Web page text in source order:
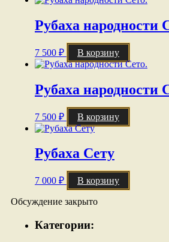
Рубаха народности
7 500 ₽ В корзину
Рубаха народности
7 500 ₽ В корзину
Рубаха Сету
7 000 ₽ В корзину
Обсуждение закрыто
Категории: